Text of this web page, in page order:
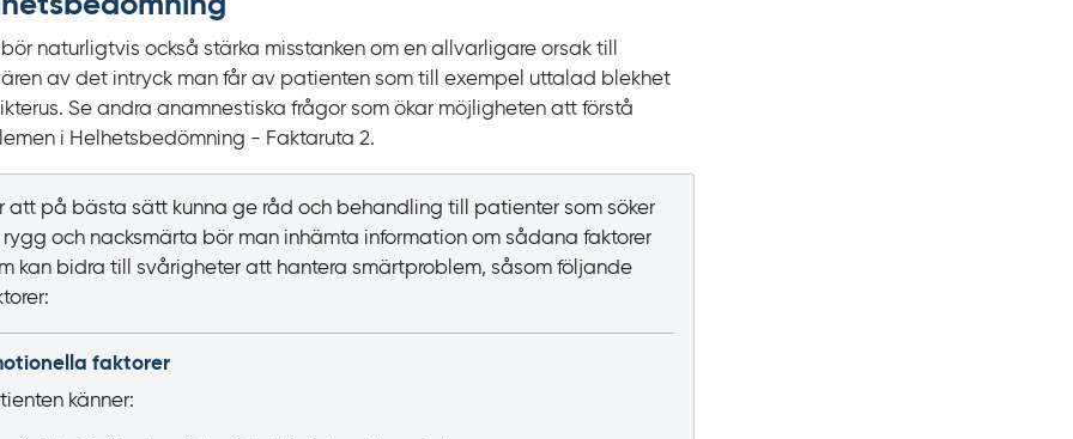
naturligtvis också stärka misstanken om en allvarligare orsak till
av det intryck man får av patienten som till exempel uttalad blekhet
Se andra anamnestiska frågor som ökar möjligheten att förstå
i Helhetsbedömning - Faktaruta 2.
att på bästa sätt kunna ge råd och behandling till patienter som söker
rygg och nacksmärta bör man inhämta information om sådana faktorer
kan bidra till svårigheter att hantera smärtproblem, såsom följande
faktorer
känner: